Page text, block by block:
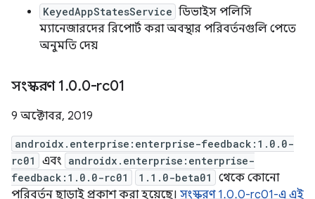
KeyedAppStatesService ডিভাইস পলিসি
ম্যানেজারদের রিপোর্ট করা অবস্থার পরিবর্তনগুলি পেতে
অনুমতি দেয়
সংস্করণ 1.0.0-rc01
9 অক্টোবর, 2019
androidx.enterprise:enterprise-feedback:1.0.0-
rc01
এবং androidx.enterprise:enterprise-
feedback:1.0.0-rc01
1.1.0-beta01
থেকে কোনো
পরিবর্তন ছাড়াই প্রকাশ করা হয়েছে। সংস্করণ 1.0.0-rc01-এ এই